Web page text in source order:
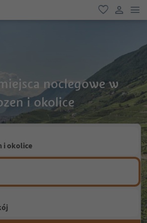
ulubione
link
noclegowe w
i okolice
i okolice